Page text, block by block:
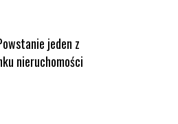
jeden z
nieruchomości